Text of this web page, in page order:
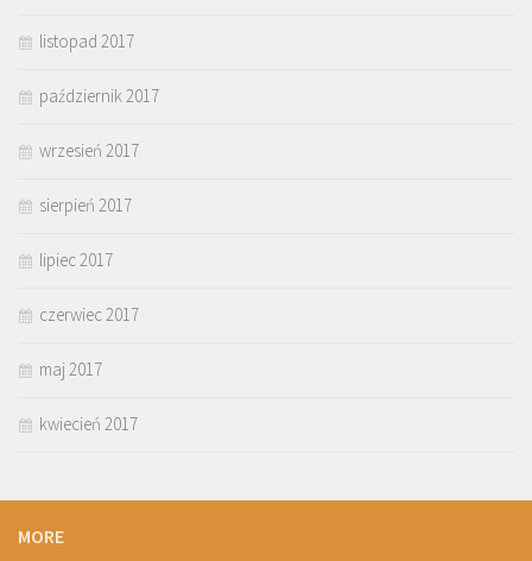
listopad 2017
październik 2017
wrzesień 2017
sierpień 2017
lipiec 2017
czerwiec 2017
maj 2017
kwiecień 2017
MORE